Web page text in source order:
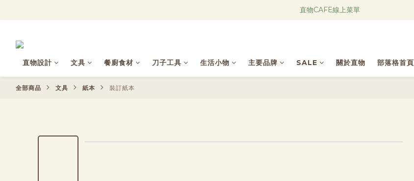
Research Notes 新品發售中！
直物CAFE線上菜單
直物設計 文具 餐廚食材 刀子工具 生活小物 主要品牌 SALE 關於直物 部落格首頁
全部商品 文具 紙本 裝訂紙本